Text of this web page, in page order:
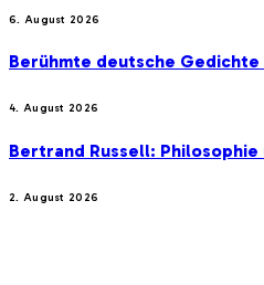
6. August 2026
Berühmte deutsche Gedichte
4. August 2026
Bertrand Russell: Philosophie
2. August 2026